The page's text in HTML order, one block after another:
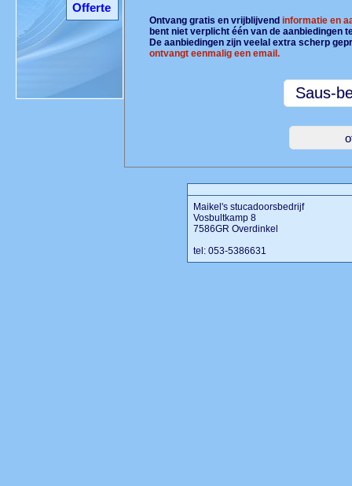
Offerte
Ontvang gratis en vrijblijvendinformatie en
bent niet verplicht één van de aanbiedingen
De aanbiedingen zijn veelal extra scherp
ontvangt eenmalig een email.
Maikel's stucadoorsbedrijf
Vosbultkamp 8
7586GR Overdinkel
tel: 053-5386631